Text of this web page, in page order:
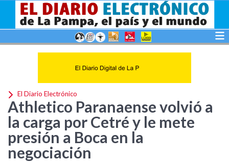
El Diario Electrónico
Athletico Paranaense volvió a
la carga por Cetré y le mete
presión a Boca en la
negociación